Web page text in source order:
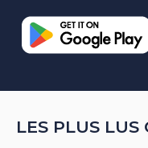
LES PLUS LUS